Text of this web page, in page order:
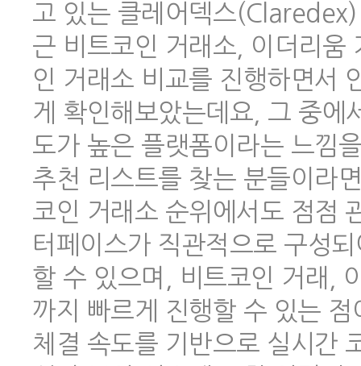
고 있는 클레어덱스
근 비트코인 거래소, 이더리움
인 거래소 비교를 진행하면서
게 확인해보았는데요, 그 중에
도가 높은 플랫폼이라는 느낌
추천 리스트를 찾는 분들이라
코인 거래소 순위에서도 점점
터페이스가 직관적으로 구성
할 수 있으며, 비트코인 거래,
까지 빠르게 진행할 수 있는
체결 속도를 기반으로 실시간